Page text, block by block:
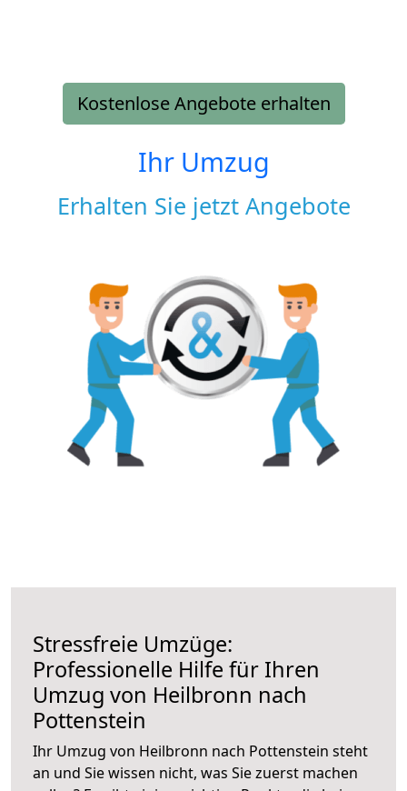
Kostenlose Angebote erhalten
Ihr Umzug
Erhalten Sie jetzt Angebote
Stressfreie Umzüge:
Professionelle Hilfe für Ihren
Umzug von Heilbronn nach
Pottenstein
Ihr Umzug von Heilbronn nach Pottenstein steht
an und Sie wissen nicht, was Sie zuerst machen